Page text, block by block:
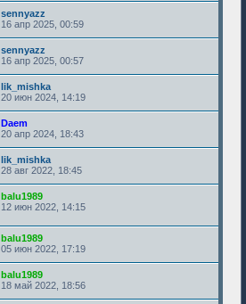
sennyazz
16 апр 2025, 00:59
sennyazz
16 апр 2025, 00:57
lik_mishka
20 июн 2024, 14:19
Daem
20 апр 2024, 18:43
lik_mishka
28 авг 2022, 18:45
balu1989
12 июн 2022, 14:15
balu1989
05 июн 2022, 17:19
balu1989
18 май 2022, 18:56